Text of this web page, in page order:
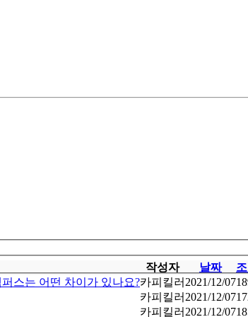
작성자 날짜
스는 어떤 차이가 있나요?카피킬러 2021/12/07
카피킬러 2021/12/07
카피킬러 2021/12/07